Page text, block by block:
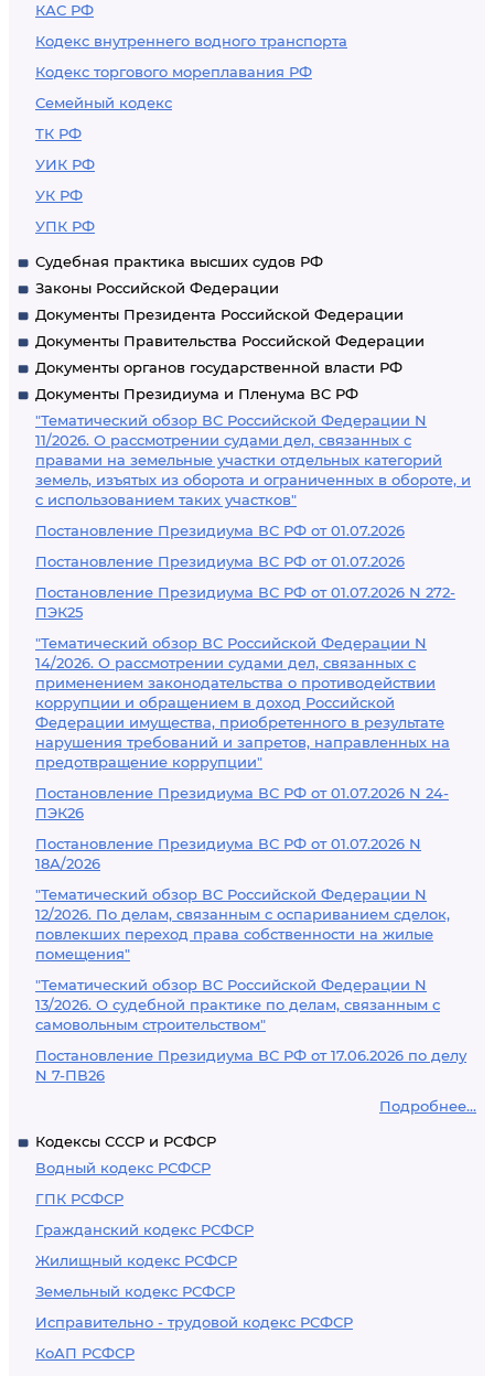
КАС РФ
Кодекс внутреннего водного транспорта
Кодекс торгового мореплавания РФ
Семейный кодекс
ТК РФ
УИК РФ
УК РФ
УПК РФ
Судебная практика высших судов РФ
Законы Российской Федерации
Документы Президента Российской Федерации
Документы Правительства Российской Федерации
Документы органов государственной власти РФ
Документы Президиума и Пленума ВС РФ
"Тематический обзор ВС Российской Федерации N
11/2026. О рассмотрении судами дел, связанных с
правами на земельные участки отдельных категорий
земель, изъятых из оборота и ограниченных в обороте, и
с использованием таких участков"
Постановление Президиума ВС РФ от 01.07.2026
Постановление Президиума ВС РФ от 01.07.2026
Постановление Президиума ВС РФ от 01.07.2026 N 272-
ПЭК25
"Тематический обзор ВС Российской Федерации N
14/2026. О рассмотрении судами дел, связанных с
применением законодательства о противодействии
коррупции и обращением в доход Российской
Федерации имущества, приобретенного в результате
нарушения требований и запретов, направленных на
предотвращение коррупции"
Постановление Президиума ВС РФ от 01.07.2026 N 24-
ПЭК26
Постановление Президиума ВС РФ от 01.07.2026 N
18А/2026
"Тематический обзор ВС Российской Федерации N
12/2026. По делам, связанным с оспариванием сделок,
повлекших переход права собственности на жилые
помещения"
"Тематический обзор ВС Российской Федерации N
13/2026. О судебной практике по делам, связанным с
самовольным строительством"
Постановление Президиума ВС РФ от 17.06.2026 по делу
N 7-ПВ26
Подробнее...
Кодексы СССР и РСФСР
Водный кодекс РСФСР
ГПК РСФСР
Гражданский кодекс РСФСР
Жилищный кодекс РСФСР
Земельный кодекс РСФСР
Исправительно - трудовой кодекс РСФСР
КоАП РСФСР